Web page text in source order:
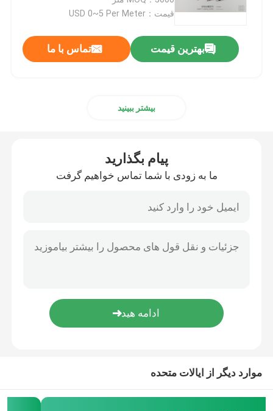
document.title='
پروفیل های پلاستیکی شفاف
قیمت：USD 0~5 Per Meter
بهترین قیمت تماس با ما
بیشتر ببینید
پیام بگذارید
ما به زودی با شما تماس خواهیم گرفت
موارد دیگر از ایالات متحده